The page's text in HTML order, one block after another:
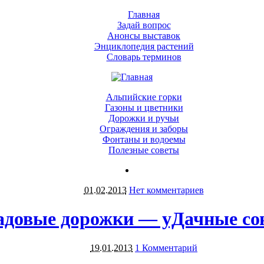
Главная
Задай вопрос
Анонсы выставок
Энциклопедия растений
Словарь терминов
Альпийские горки
Газоны и цветники
Дорожки и ручьи
Ограждения и заборы
Фонтаны и водоемы
Полезные советы
01.02.2013 Нет комментариев
дорожки — уДачные
19.01.2013 1 Комментарий